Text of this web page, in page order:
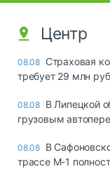
Центр
08.08 Страховая
требует 29 млн
08.08 В Липецкой
грузовым
08.08 В
трассе М-1